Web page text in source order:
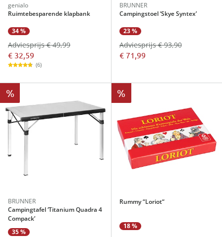
genialo
Ruimtebesparende klapbank
34 %
€ 32,59
Adviesprijs € 49,99
(6)
BRUNNER
Campingstoel ‘Skye Syntex’
23 %
€ 71,99
Adviesprijs € 93,90
%
BRUNNER
Campingtafel ‘Titanium Quadra 4
Compack’
35 %
%
Rummy “Loriot“
18 %